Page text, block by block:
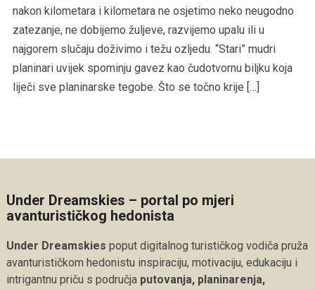
nakon kilometara i kilometara ne osjetimo neko neugodno
zatezanje, ne dobijemo žuljeve, razvijemo upalu ili u
najgorem slučaju doživimo i težu ozljedu. “Stari” mudri
planinari uvijek spominju gavez kao čudotvornu biljku koja
liječi sve planinarske tegobe. Što se točno krije […]
Under Dreamskies – portal po mjeri
avanturističkog hedonista
Under Dreamskies poput digitalnog turističkog vodiča pruža
avanturističkom hedonistu inspiraciju, motivaciju, edukaciju i
intrigantnu priču s područja putovanja, planinarenja,